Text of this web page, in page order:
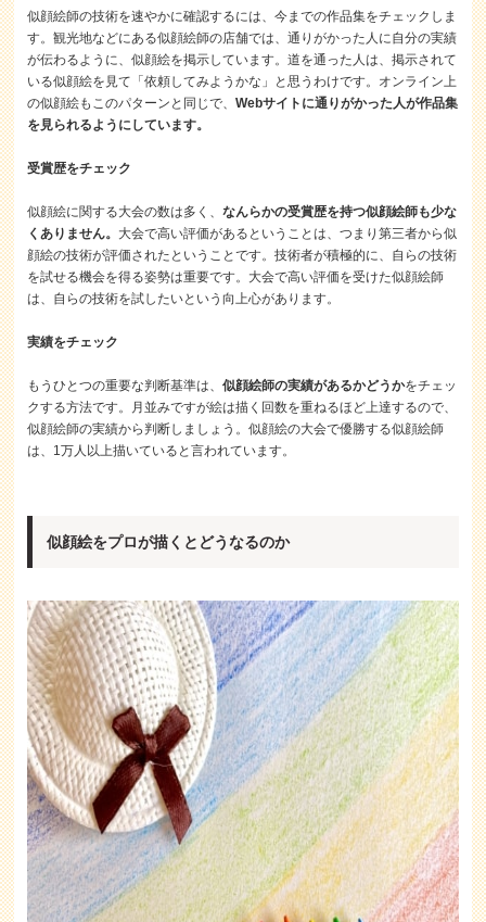
似顔絵師の技術を速やかに確認するには、今までの作品集をチェックしま
す。観光地などにある似顔絵師の店舗では、通りがかった人に自分の実績
が伝わるように、似顔絵を掲示しています。道を通った人は、掲示されて
いる似顔絵を見て「依頼してみようかな」と思うわけです。オンライン上
の似顔絵もこのパターンと同じで、Webサイトに通りがかった人が作品集
を見られるようにしています。
受賞歴をチェック
似顔絵に関する大会の数は多く、なんらかの受賞歴を持つ似顔絵師も少な
くありません。 大会で高い評価があるということは、つまり第三者から似
顔絵の技術が評価されたということです。技術者が積極的に、自らの技術
を試せる機会を得る姿勢は重要です。大会で高い評価を受けた似顔絵師
は、自らの技術を試したいという向上心があります。
実績をチェック
もうひとつの重要な判断基準は、似顔絵師の実績があるかどうかをチェッ
クする方法です。月並みですが絵は描く回数を重ねるほど上達するので、
似顔絵師の実績から判断しましょう。似顔絵の大会で優勝する似顔絵師
は、1万人以上描いていると言われています。
似顔絵をプロが描くとどうなるのか